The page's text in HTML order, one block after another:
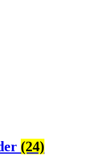
(24)